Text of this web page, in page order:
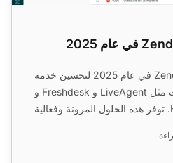
استكشف 15 بديل لـ Zendesk في عام 2025 لتحسين خدمة
العملاء مع خيارات مثل LiveAgent و Freshdesk و
HubSpot Service Hub. توفر هذه الحلول المرونة وفعالية